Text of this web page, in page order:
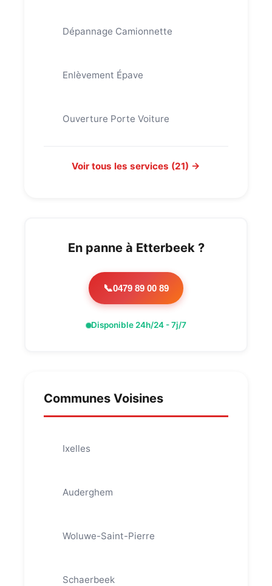
Dépannage Camionnette
Enlèvement Épave
Ouverture Porte Voiture
Voir tous les services (21) →
En panne à Etterbeek ?
📞0479 89 00 89
Disponible 24h/24 - 7j/7
Communes Voisines
Ixelles
Auderghem
Woluwe-Saint-Pierre
Schaerbeek